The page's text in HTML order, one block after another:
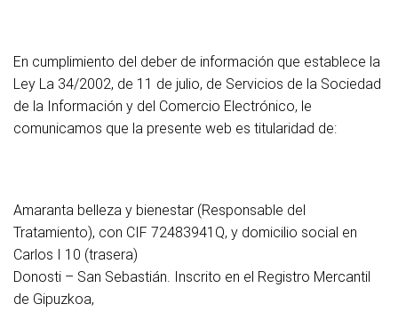
En cumplimiento del deber de información que establece la
Ley La 34/2002, de 11 de julio, de Servicios de la Sociedad
de la Información y del Comercio Electrónico, le
comunicamos que la presente web es titularidad de:
Amaranta belleza y bienestar (Responsable del
Tratamiento), con CIF 72483941Q, y domicilio social en
Carlos I 10 (trasera)
Donosti – San Sebastián. Inscrito en el Registro Mercantil
de Gipuzkoa,